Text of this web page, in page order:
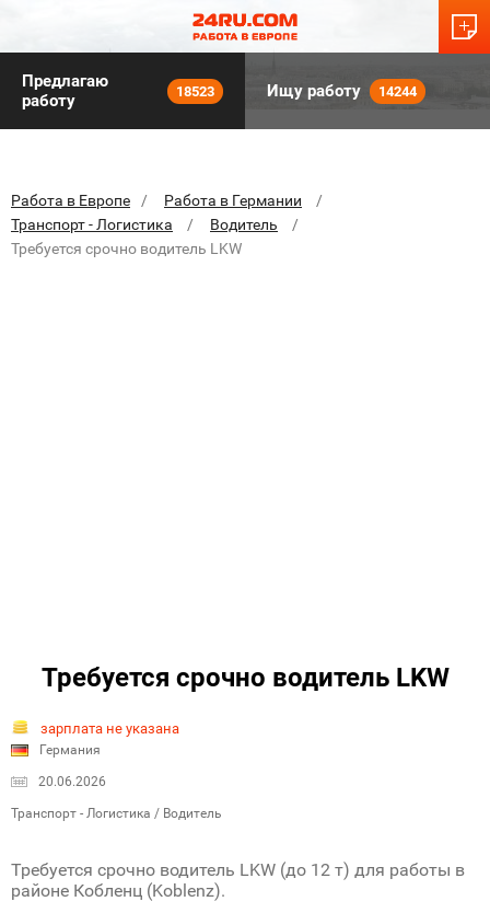
Предлагаю
работу
18523 Ищу работу 14244
Работа в Европе
Работа в Германии
Транспорт - Логистика
Водитель
Требуется срочно водитель LKW
Требуется срочно водитель LKW
зарплата не указана
Германия
20.06.2026
Транспорт - Логистика / Водитель
Требуется срочно водитель LKW (до 12 т) для работы в
районе Кобленц (Koblenz).